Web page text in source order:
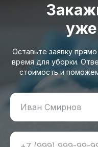
уже
Оставьте заявку
время для уборки.
стоимость и